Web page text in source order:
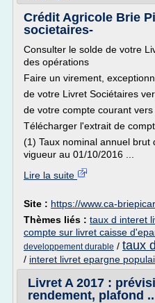
Crédit Agricole Brie
societaires-
Consulter le solde de votre
des opérations
Faire un virement,
de votre Livret Sociétaires
de votre compte courant
Télécharger l'extrait de
(1) Taux nominal annuel brut
vigueur au 01/10/2016 ...
Lire la suite
Site : https://www.ca-
Thèmes liés : taux d interet
compte sur livret caisse
developpement durable / taux
/ interet livret epargne
Livret A 2017 :
rendement, plafond